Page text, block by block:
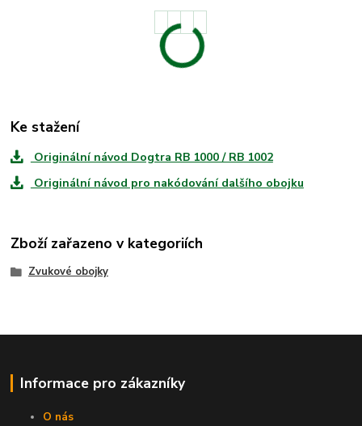
Ke stažení
Originální návod Dogtra RB 1000 / RB 1002
Originální návod pro nakódování dalšího obojku
Zboží zařazeno v kategoriích
Zvukové obojky
Informace pro zákazníky
O nás